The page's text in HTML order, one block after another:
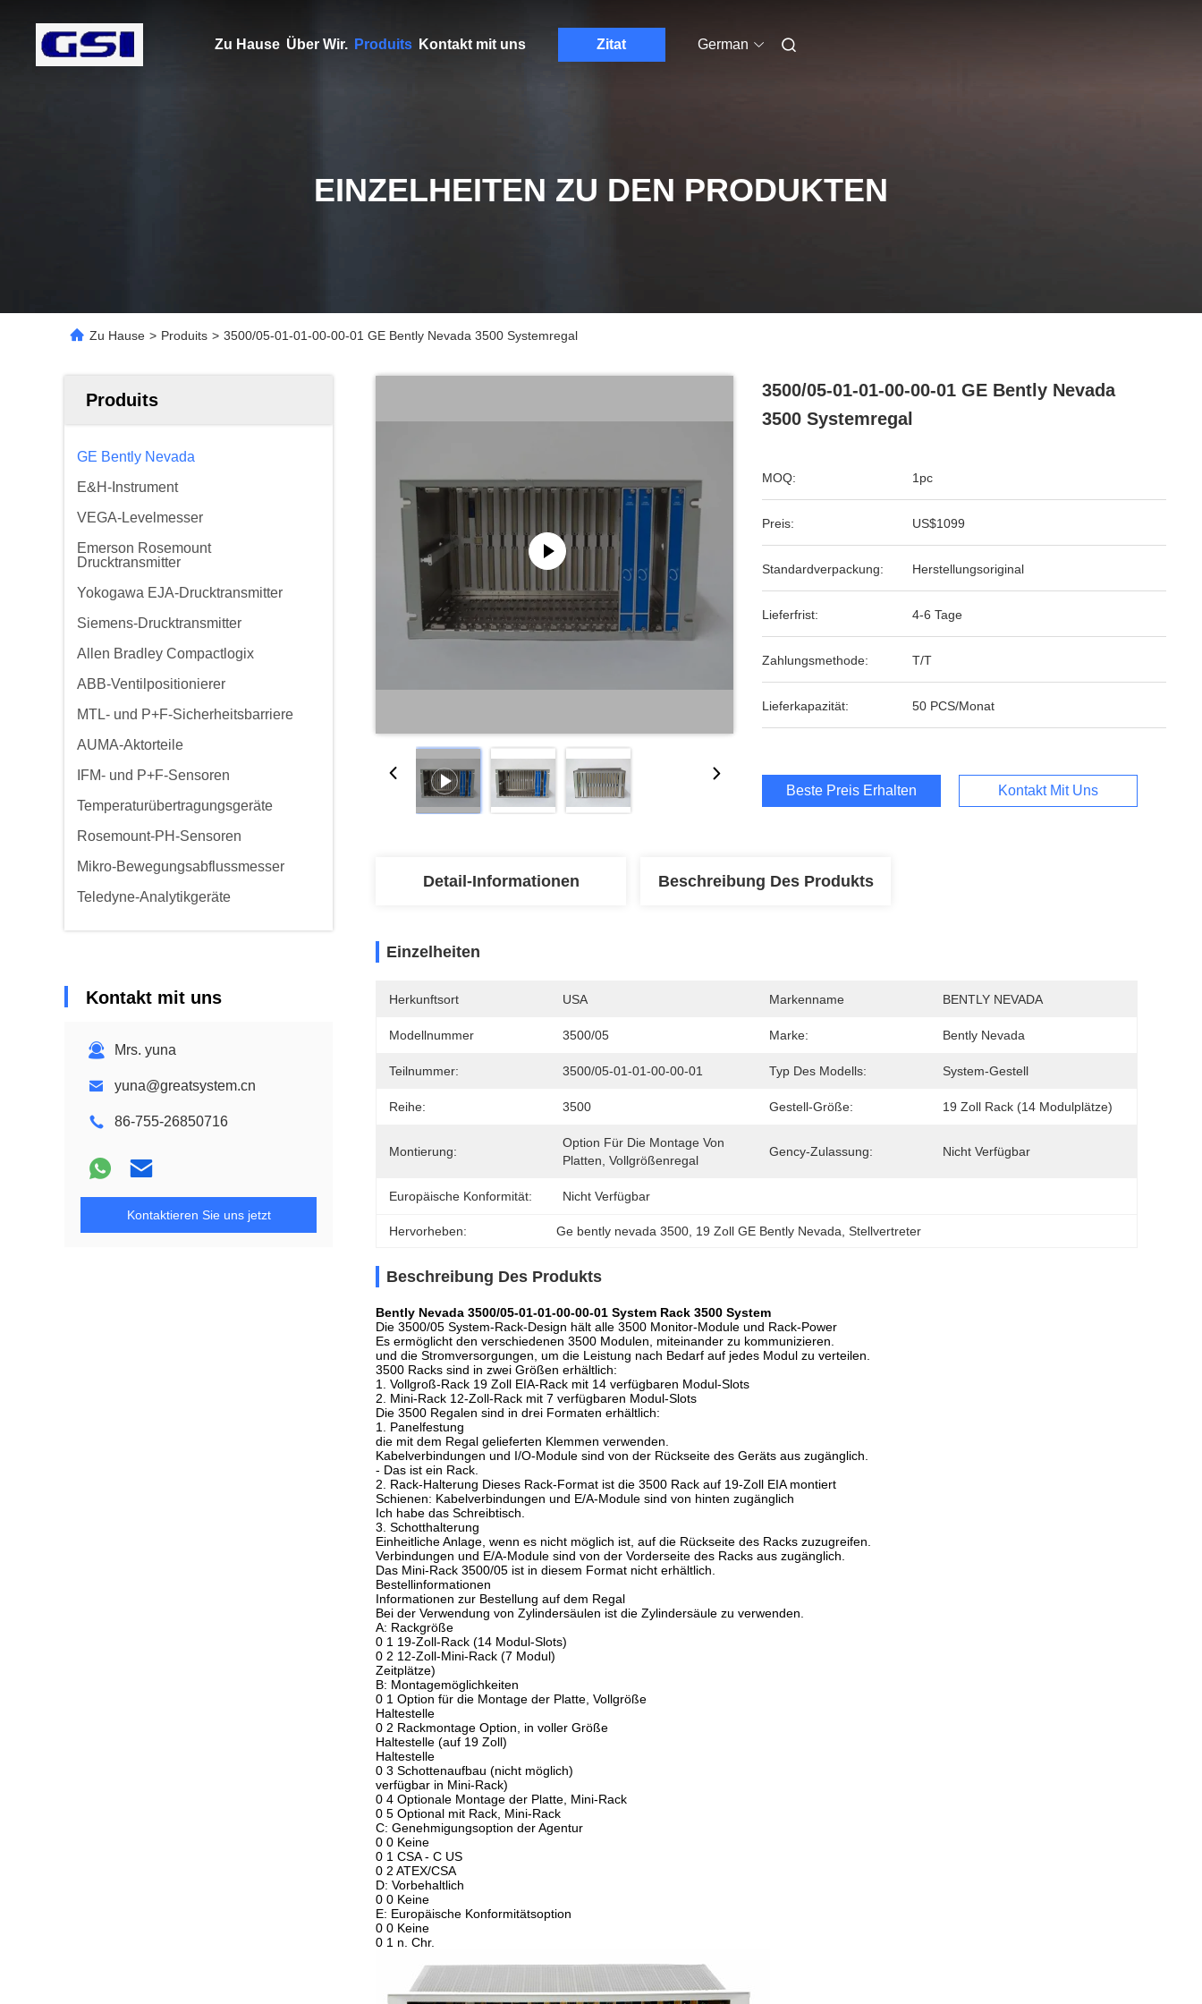
Zu Hause Über Wir. Produits Kontakt mit uns Zitat German
EINZELHEITEN ZU DEN PRODUKTEN
Zu Hause > Produits > 3500/05-01-01-00-00-01 GE Bently Nevada 3500 Systemregal
Produits
GE Bently Nevada
E&H-Instrument
VEGA-Levelmesser
Emerson Rosemount
Drucktransmitter
Yokogawa EJA-Drucktransmitter
Siemens-Drucktransmitter
Allen Bradley Compactlogix
ABB-Ventilpositionierer
MTL- und P+F-Sicherheitsbarriere
AUMA-Aktorteile
IFM- und P+F-Sensoren
Temperaturübertragungsgeräte
Rosemount-PH-Sensoren
Mikro-Bewegungsabflussmesser
Teledyne-Analytikgeräte
Kontakt mit uns
Mrs. yuna
yuna@greatsystem.cn
86-755-26850716
Kontaktieren Sie uns jetzt
3500/05-01-01-00-00-01 GE Bently Nevada
3500 Systemregal
MOQ: 1pc
Preis: US$1099
Standardverpackung: Herstellungsoriginal
Lieferfrist: 4-6 Tage
Zahlungsmethode: T/T
Lieferkapazität: 50 PCS/Monat
Beste Preis Erhalten Kontakt Mit Uns
Detail-Informationen Beschreibung Des Produkts
Einzelheiten
Herkunftsort USA Markenname BENTLY NEVADA
Modellnummer 3500/05 Marke: Bently Nevada
Teilnummer: 3500/05-01-01-00-00-01 Typ Des Modells: System-Gestell
Reihe: 3500 Gestell-Größe: 19 Zoll Rack (14 Modulplätze)
Montierung:
Option Für Die Montage Von
Platten, Vollgrößenregal
Gency-Zulassung: Nicht Verfügbar
Europäische Konformität: Nicht Verfügbar
Hervorheben: Ge bently nevada 3500 19 Zoll GE Bently Nevada , Stellvertreter
Beschreibung Des Produkts
Bently Nevada 3500/05-01-01-00-00-01 System Rack 3500 System
Die 3500/05 System-Rack-Design hält alle 3500 Monitor-Module und Rack-Power
Es ermöglicht den verschiedenen 3500 Modulen, miteinander zu kommunizieren.
und die Stromversorgungen, um die Leistung nach Bedarf auf jedes Modul zu verteilen.
3500 Racks sind in zwei Größen erhältlich:
1. Vollgroß-Rack 19 Zoll EIA-Rack mit 14 verfügbaren Modul-Slots
2. Mini-Rack 12-Zoll-Rack mit 7 verfügbaren Modul-Slots
Die 3500 Regalen sind in drei Formaten erhältlich:
1. Panelfestung
die mit dem Regal gelieferten Klemmen verwenden.
Kabelverbindungen und I/O-Module sind von der Rückseite des Geräts aus zugänglich.
- Das ist ein Rack.
2. Rack-Halterung Dieses Rack-Format ist die 3500 Rack auf 19-Zoll EIA montiert
Schienen: Kabelverbindungen und E/A-Module sind von hinten zugänglich
Ich habe das Schreibtisch.
3. Schotthalterung
Einheitliche Anlage, wenn es nicht möglich ist, auf die Rückseite des Racks zuzugreifen.
Verbindungen und E/A-Module sind von der Vorderseite des Racks aus zugänglich.
Das Mini-Rack 3500/05 ist in diesem Format nicht erhältlich.
Bestellinformationen
Informationen zur Bestellung auf dem Regal
Bei der Verwendung von Zylindersäulen ist die Zylindersäule zu verwenden.
A: Rackgröße
0 1 19-Zoll-Rack (14 Modul-Slots)
0 2 12-Zoll-Mini-Rack (7 Modul)
Zeitplätze)
B: Montagemöglichkeiten
0 1 Option für die Montage der Platte, Vollgröße
Haltestelle
0 2 Rackmontage Option, in voller Größe
Haltestelle (auf 19 Zoll)
Haltestelle
0 3 Schottenaufbau (nicht möglich)
verfügbar in Mini-Rack)
0 4 Optionale Montage der Platte, Mini-Rack
0 5 Optional mit Rack, Mini-Rack
C: Genehmigungsoption der Agentur
0 0 Keine
0 1 CSA - C US
0 2 ATEX/CSA
D: Vorbehaltlich
0 0 Keine
E: Europäische Konformitätsoption
0 0 Keine
0 1 n. Chr.